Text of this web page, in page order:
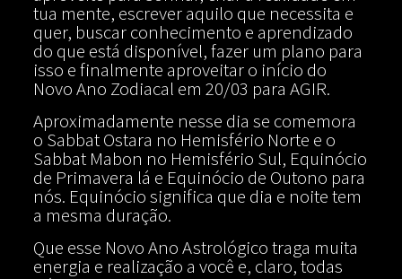
tua mente, escrever aquilo que necessita e
quer, buscar conhecimento e aprendizado
do que está disponível, fazer um plano para
isso e finalmente aproveitar o início do
Novo Ano Zodiacal em 20/03 para AGIR.
Aproximadamente nesse dia se comemora
o Sabbat Ostara no Hemisfério Norte e o
Sabbat Mabon no Hemisfério Sul, Equinócio
de Primavera lá e Equinócio de Outono para
nós. Equinócio significa que dia e noite tem
a mesma duração.
Que esse Novo Ano Astrológico traga muita
energia e realização a você e, claro, todas